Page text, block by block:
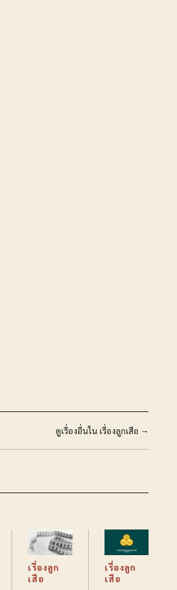
ดูเรื่องอื่นใน เรื่องลูกเสือ →
เรื่องลูก
เสือ
เรื่องลูก
เสือ